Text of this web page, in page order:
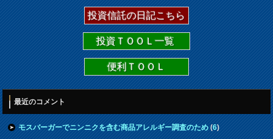
投資信託の日記こちら
投資ＴＯＯＬ一覧
便利ＴＯＯＬ
最近のコメント
モスバーガーでニンニクを含む商品アレルギー調査のため(6)